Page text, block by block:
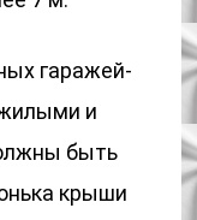
гаражей-
и
быть
крыши